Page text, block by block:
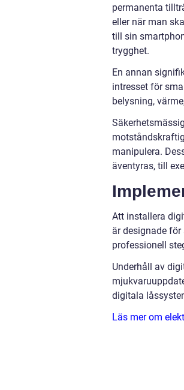
permanenta
eller när man
till sin
trygghet.
En annan
intresset för
belysning,
manipulera.
äventyras, till
Att installera
är designade
professionell
Underhåll av
digitala
Läs mer om